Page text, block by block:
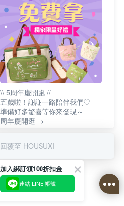
\\ 5周年慶開跑 //
五歲啦！謝謝一路陪伴我們♡
準備好多驚喜等你來發現～
周年慶開逛 →
回覆至 HOUSUXI
加入綁訂領100折扣金
連結 LINE 帳號